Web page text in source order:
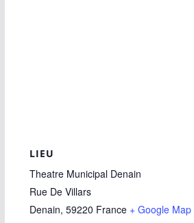
LIEU
Theatre Municipal Denain
Rue De Villars
Denain, 59220 France + Google Map